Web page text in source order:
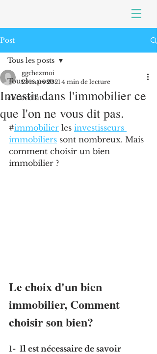
Post
Tous les posts
chcocolat
Tous les posts
Investir dans l'immobilier ce
que l'on ne vous dit pas.
ggchezmoi
28 mars 2021 4 min de lecture
#immobilier les investisseurs
immobiliers sont nombreux. Mais
comment choisir un bien
immobilier ?
Le choix d'un bien
immobilier, Comment
choisir son bien?
1-  Il est nécessaire de savoir